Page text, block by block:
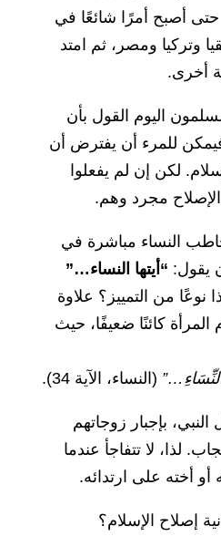
حتى أصبح أمرًا شائعًا في
وتركيا ومصر، ثم امتد
أخرى.
اليوم القول بأن
للمرء أن يفترض أن
لكن إن لم يفعلوا
مجرد وهم.
النساء مباشرة في
يقول: “أيتها النساء…”
نوعًا من التمييز؟ علاوة
المرأة كائنًا ضعيفًا، حيث
(النساء، الآية 34).
بإجبار زوجاتهم
لذا، لا تتفاجأ عندما
أو أخته على ارتدائه.
إصلاح الإسلام؟